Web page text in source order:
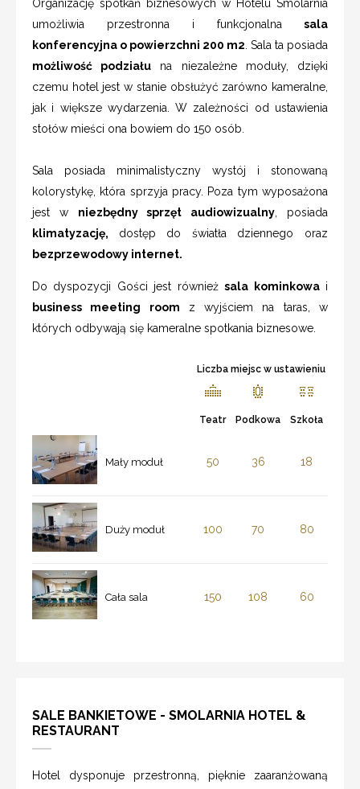
Organizację spotkań biznesowych w Hotelu Smolarnia
umożliwia przestronna i funkcjonalna sala
konferencyjna o powierzchni 200 m2 . Sala ta posiada
możliwość podziału na niezależne moduły, dzięki
czemu hotel jest w stanie obsłużyć zarówno kameralne,
jak i większe wydarzenia. W zależności od ustawienia
stołów mieści ona bowiem do 150 osób.
Sala posiada minimalistyczny wystój i stonowaną
kolorystykę, która sprzyja pracy. Poza tym wyposażona
jest w niezbędny sprzęt audiowizualny , posiada
klimatyzację, dostęp do światła dziennego oraz
bezprzewodowy internet.
Do dyspozycji Gości jest równieżsala kominkowai
business meeting room z wyjściem na taras, w
których odbywają się kameralne spotkania biznesowe.
Liczba miejsc w ustawieniu
Teatr Podkowa Szkoła
Mały moduł 50 36 18
Duży moduł 100 70 80
Cała sala 150 108 60
SALE BANKIETOWE - SMOLARNIA HOTEL &
RESTAURANT
Hotel dysponuje przestronną, pięknie zaaranżowaną